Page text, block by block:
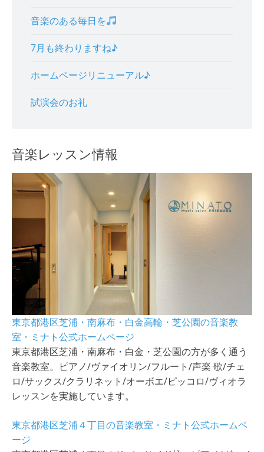
音楽のある毎日を
7月も終わりますね♪
ホームページリニューアル♪
試演会のお礼
音楽レッスン情報
東京都港区芝浦・南麻布・白金高輪・芝公園の音楽教
室・ミナト公式ホームページ
東京都港区芝浦・南麻布・白金・芝公園の方が多く通う
音楽教室。ピアノ/ヴァイオリン/フルート/声楽 歌/チェ
ロ/サックス/クラリネット/オーボエ/ピッコロ/ヴィオラ
レッスンを実施しています。
東京都港区芝浦４丁目の音楽教室・ミナト公式ホームペ
ージ